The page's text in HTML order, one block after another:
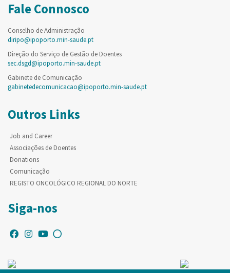
Fale Connosco
Conselho de Administração
diripo@ipoporto.min-saude.pt
Direção do Serviço de Gestão de Doentes
sec.dsgd@ipoporto.min-saude.pt
Gabinete de Comunicação
gabinetedecomunicacao@ipoporto.min-saude.pt
Outros Links
Job and Career
Associações de Doentes
Donations
Comunicação
REGISTO ONCOLÓGICO REGIONAL DO NORTE
Siga-nos